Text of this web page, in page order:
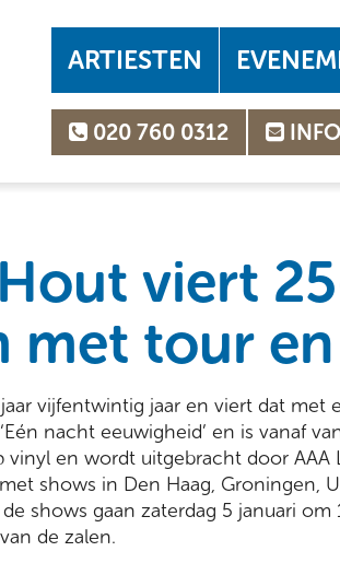
ARTIESTEN
020 760 0312
viert
met tour
vijfentwintig jaar en viert dat met
nacht eeuwigheid’ en is vanaf
en wordt uitgebracht door AAA
shows in Den Haag, Groningen,
shows gaan zaterdag 5 januari om
de zalen.